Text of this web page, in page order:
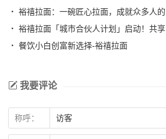
裕禧拉面：一碗匠心拉面，成就众多人的美味选择！
裕禧拉面「城市合伙人计划」启动！共享供应链 + 流量资源!
餐饮小白创富新选择-裕禧拉面
我要评论
称呼：